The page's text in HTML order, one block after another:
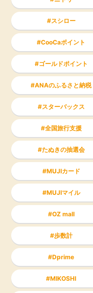
スシロー
CooCaポイント
ゴールドポイント
ANAのふるさと納税
スターバックス
全国旅行支援
たぬきの抽選会
MUJIカード
MUJIマイル
OZ mall
歩数計
Dprime
MIKOSHI